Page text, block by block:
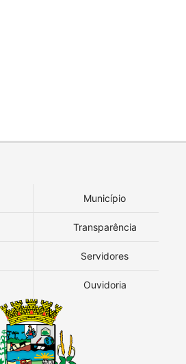
Município
Transparência
Servidores
Ouvidoria